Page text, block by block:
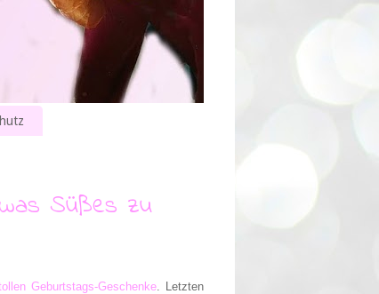
Süßes zu
Geburtstags-Geschenke. Letzten